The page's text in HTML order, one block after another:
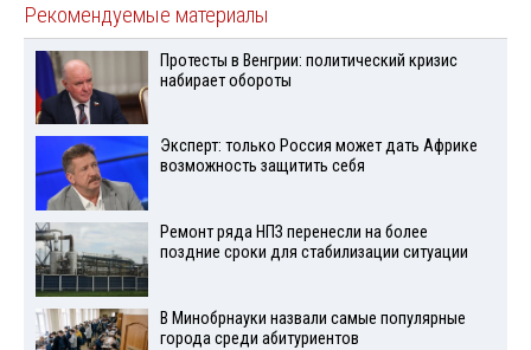
Рекомендуемые материалы
Протесты в Венгрии: политический кризис
набирает обороты
Эксперт: только Россия может дать Африке
возможность защитить себя
Ремонт ряда НПЗ перенесли на более
поздние сроки для стабилизации ситуации
В Минобрнауки назвали самые популярные
города среди абитуриентов